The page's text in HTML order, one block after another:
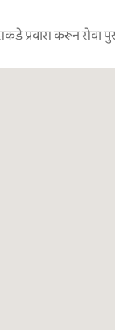
प्रवास करून सेवा